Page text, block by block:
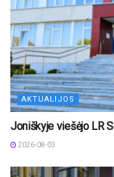
AKTUALIJOS
Joniškyje viešėjo LR
2026-08-03